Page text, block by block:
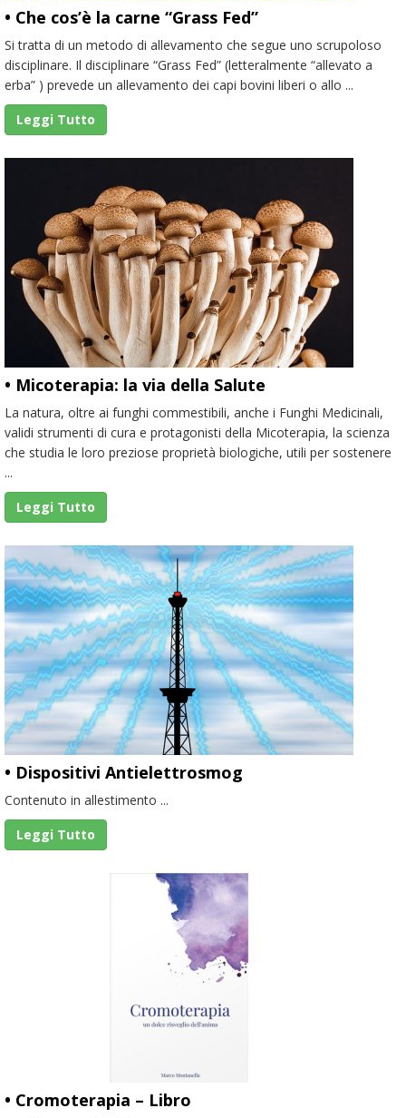
• Che cos’è la carne “Grass Fed”
Si tratta di un metodo di allevamento che segue uno scrupoloso
disciplinare. Il disciplinare “Grass Fed” (letteralmente “allevato a
erba” ) prevede un allevamento dei capi bovini liberi o allo ...
Leggi Tutto
• Micoterapia: la via della Salute
La natura, oltre ai funghi commestibili, anche i Funghi Medicinali,
validi strumenti di cura e protagonisti della Micoterapia, la scienza
che studia le loro preziose proprietà biologiche, utili per sostenere
...
Leggi Tutto
• Dispositivi Antielettrosmog
Contenuto in allestimento ...
Leggi Tutto
• Cromoterapia – Libro